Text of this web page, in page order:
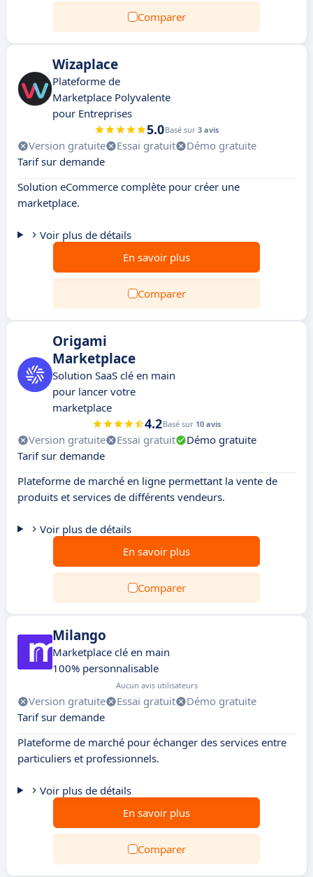
Comparer
Wizaplace
Plateforme de
Marketplace Polyvalente
pour Entreprises
5.0Basé sur 3 avis
Version gratuite Essai gratuit
Démo gratuite
Tarif sur demande
Solution eCommerce complète pour créer une
marketplace.
Voir plus de détails
En savoir plus
Comparer
Origami
Marketplace
Solution SaaS clé en main
pour lancer votre
marketplace
4.2Basé sur 10 avis
Version gratuite Essai gratuit
Démo gratuite
Tarif sur demande
Plateforme de marché en ligne permettant la vente de
produits et services de différents vendeurs.
Voir plus de détails
En savoir plus
Comparer
Milango
Marketplace clé en main
100% personnalisable
Aucun avis utilisateurs
Version gratuite Essai gratuit
Démo gratuite
Tarif sur demande
Plateforme de marché pour échanger des services entre
particuliers et professionnels.
Voir plus de détails
En savoir plus
Comparer